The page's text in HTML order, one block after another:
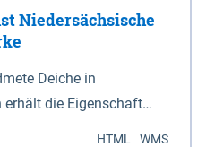
Niedersächsische
Deiche in
erhält die Eigenschaft
WMS
HTML